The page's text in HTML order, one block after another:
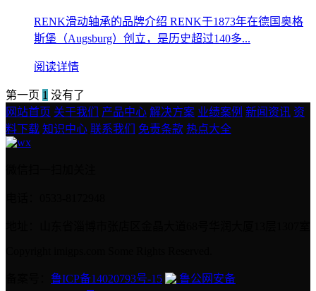
RENK滑动轴承的品牌介绍 RENK于1873年在德国奥格
斯堡（Augsburg）创立，是历史超过140多...
阅读详情
第一页 1 没有了
网站首页 关于我们 产品中心 解决方案 业绩案例 新闻资讯 资
料下载 知识中心 联系我们 免责条款 热点大全
鲁ICP备14020793号-15
鲁公网安备